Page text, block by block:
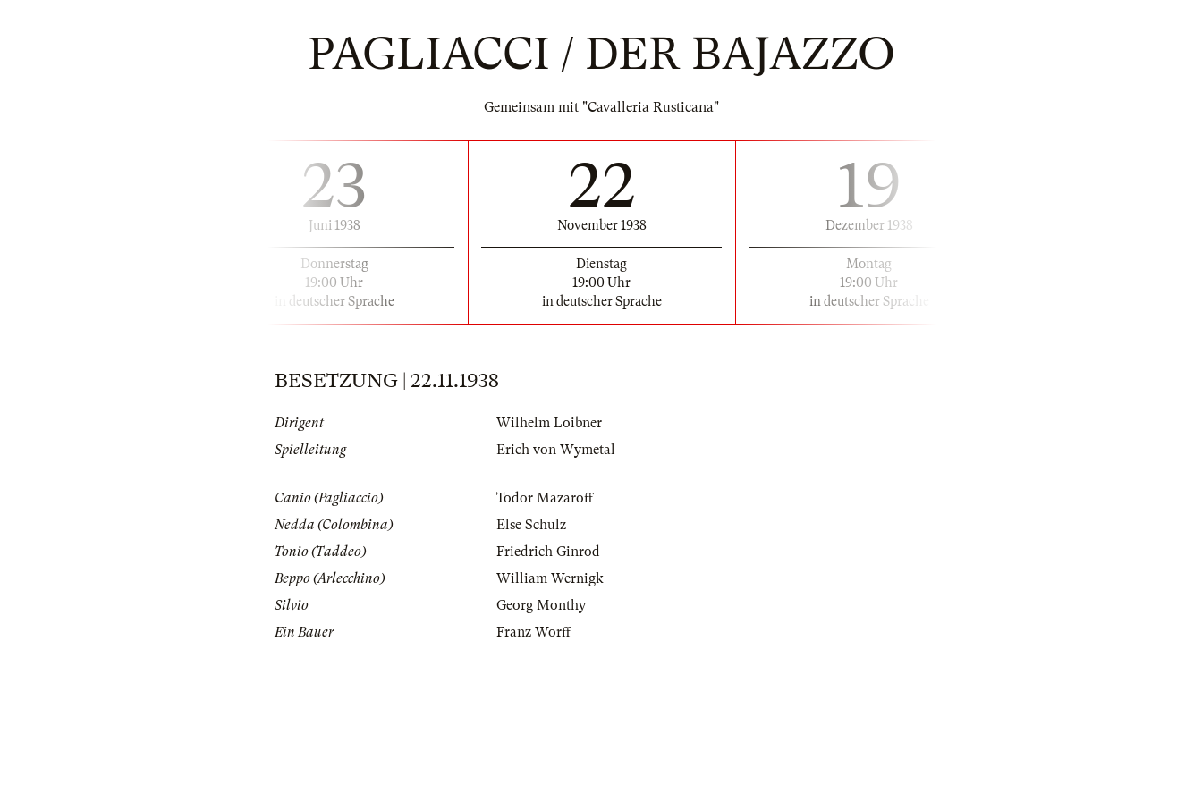
PAGLIACCI / DER BAJAZZO
Gemeinsam mit "Cavalleria Rusticana"
23
Juni 1938
Donnerstag
19:00 Uhr
in deutscher Sprache
22
November 1938
Dienstag
19:00 Uhr
in deutscher Sprache
19
Dezember 1938
Montag
19:00 Uhr
in deutscher Sprache
BESETZUNG | 22.11.1938
Dirigent
Wilhelm Loibner
Spielleitung
Erich von Wymetal
Canio (Pagliaccio)
Todor Mazaroff
Nedda (Colombina)
Else Schulz
Tonio (Taddeo)
Friedrich Ginrod
Beppo (Arlecchino)
William Wernigk
Silvio
Georg Monthy
Ein Bauer
Franz Worff